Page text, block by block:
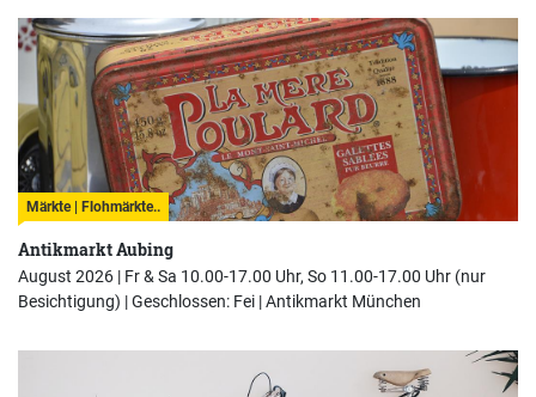
Märkte | Flohmärkte..
Antikmarkt Aubing
August 2026 | Fr & Sa 10.00-17.00 Uhr, So 11.00-17.00 Uhr (nur
Besichtigung) | Geschlossen: Fei |Antikmarkt München